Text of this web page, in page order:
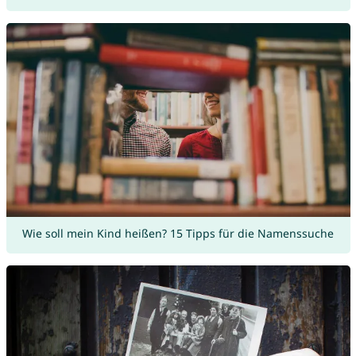
Wie soll mein Kind heißen? 15 Tipps für die Namenssuche